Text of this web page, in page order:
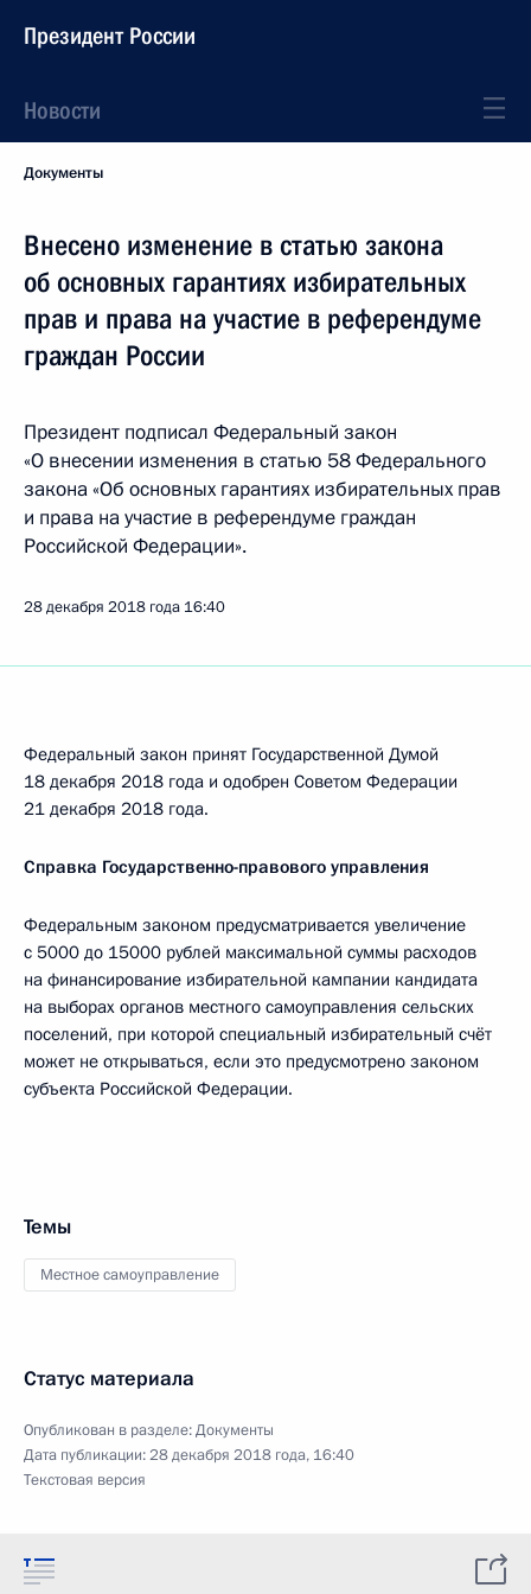
Президент России
Новости
Документы
Внесено изменение в статью закона
об основных гарантиях избирательных
прав и права на участие в референдуме
граждан России
Президент подписал Федеральный закон
«О внесении изменения в статью 58 Федерального
закона «Об основных гарантиях избирательных прав
и права на участие в референдуме граждан
Российской Федерации».
28 декабря 2018 года 16:40
Федеральный закон принят Государственной Думой
18 декабря 2018 года и одобрен Советом Федерации
21 декабря 2018 года.
Справка Государственно-правового управления
Федеральным законом предусматривается увеличение
с 5000 до 15000 рублей максимальной суммы расходов
на финансирование избирательной кампании кандидата
на выборах органов местного самоуправления сельских
поселений, при которой специальный избирательный счёт
может не открываться, если это предусмотрено законом
субъекта Российской Федерации.
Темы
Местное самоуправление
Статус материала
Опубликован в разделе:Документы
Дата публикации:28 декабря 2018 года, 16:40
Текстовая версия